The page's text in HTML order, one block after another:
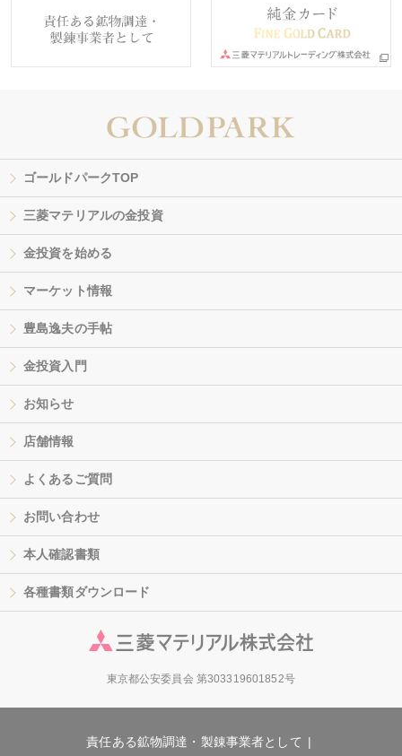
ゴールドパークTOP
三菱マテリアルの金投資
金投資を始める
マーケット情報
豊島逸夫の手帖
金投資入門
お知らせ
店舗情報
よくあるご質問
お問い合わせ
本人確認書類
各種書類ダウンロード
東京都公安委員会 第303319601852号
責任ある鉱物調達・製錬事業者として